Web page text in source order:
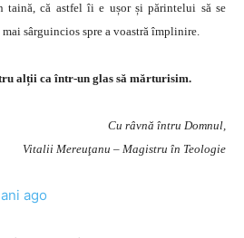
taină, că astfel îi e ușor și părintelui să se
sârguincios spre a voastră împlinire.
alții ca într-un glas să mărturisim.
Cu râvnă întru Domnul,
Vitalii Mereuţanu – Magistru în Teologie
ago